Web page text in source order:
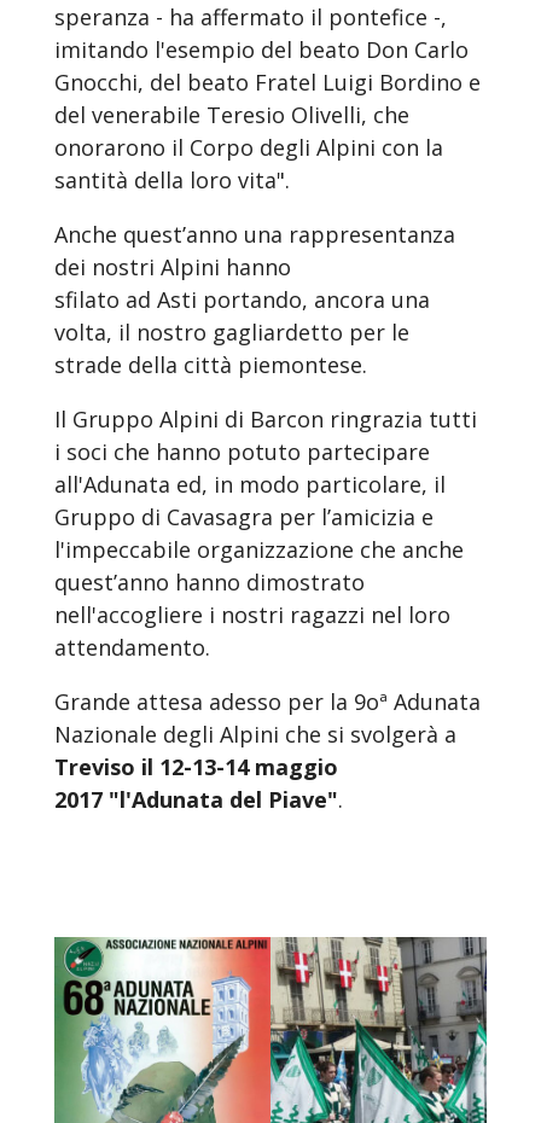
speranza - ha affermato il pontefice -,
imitando l'esempio del beato Don Carlo
Gnocchi, del beato Fratel Luigi Bordino e
del venerabile Teresio Olivelli, che
onorarono il Corpo degli Alpini con la
santità della loro vita".
Anche quest’anno una rappresentanza
dei nostri Alpini hanno
sfilato ad Asti portando, ancora una
volta, il nostro gagliardetto per le
strade della città piemontese.
Il Gruppo Alpini di Barcon ringrazia tutti
i soci che hanno potuto partecipare
all'Adunata ed, in modo particolare, il
Gruppo di Cavasagra per l’amicizia e
l'impeccabile organizzazione che anche
quest’anno hanno dimostrato
nell'accogliere i nostri ragazzi nel loro
attendamento.
Grande attesa adesso per la 9oª Adunata
Nazionale degli Alpini che si svolgerà a
Treviso il 12-13-14 maggio
2017 "l'Adunata del Piave".